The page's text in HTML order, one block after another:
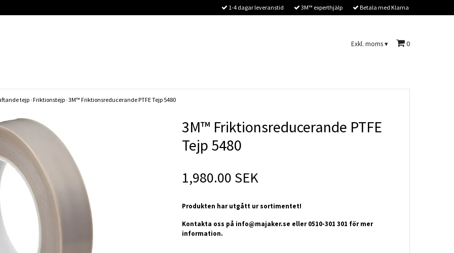
1-4 dagar leveranstid 3M™ experthjälp Betala med Klarna
Exkl. moms ▾ 0
tejp ›Friktionstejp ›3M™ Friktionsreducerande PTFE Tejp 5480
3M™ Friktionsreducerande PTFE
Tejp 5480
1,980.00 SEK
Produkten har utgått ur sortimentet!
Kontakta oss på info@majaker.se eller 0510-301 301 för mer
information.